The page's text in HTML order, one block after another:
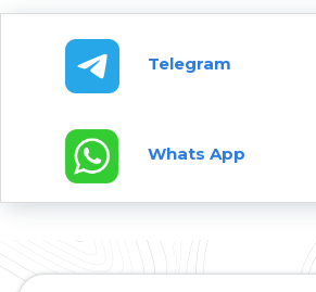
Telegram
Whats App